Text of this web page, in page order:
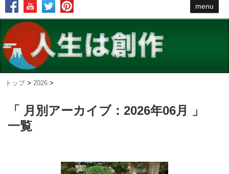
menu
トップ > 2026 >
「 月別アーカイブ：2026年06月 」
一覧